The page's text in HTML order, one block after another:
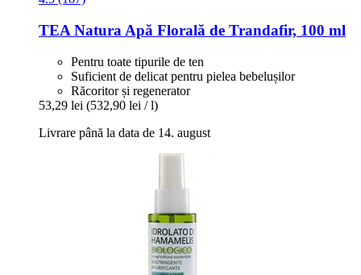
TEA Natura Apă Florală de Trandafir, 100 ml
Pentru toate tipurile de ten
Suficient de delicat pentru pielea bebelușilor
Răcoritor și regenerator
53,29 lei (532,90 lei / l)
Livrare până la data de 14. august